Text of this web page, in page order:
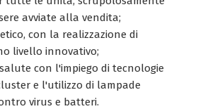
avviate alla vendita;
con la realizzazione di
livello innovativo;
con l'impiego di tecnologie
e l'utilizzo di lampade
virus e batteri.